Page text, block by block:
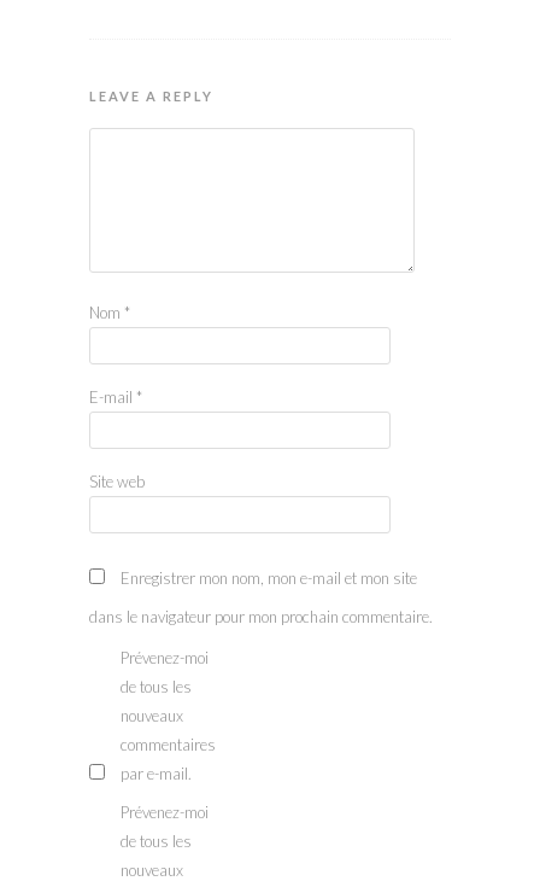
LEAVE A REPLY
Nom *
E-mail *
Site web
Enregistrer mon nom, mon e-mail et mon site
dans le navigateur pour mon prochain commentaire.
Prévenez-moi
de tous les
nouveaux
commentaires
par e-mail.
Prévenez-moi
de tous les
nouveaux